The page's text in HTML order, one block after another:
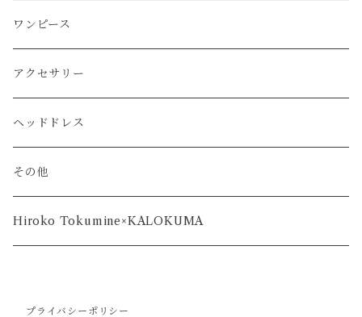
ワンピース
アクセサリー
ヘッドドレス
その他
Hiroko Tokumine×KALOKUMA
プライバシーポリシー